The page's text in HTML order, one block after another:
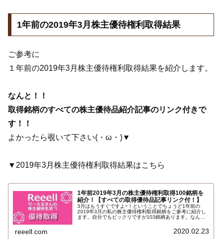
1年前の2019年3月株主優待権利取得結果
ご参考に
１年前の2019年3月株主優待権利取得結果を紹介します。
なんと！！
取得銘柄のすべての株主優待品紹介記事のリンク付きで
す！！
よかったら覗いて下さい(・ω・)▼
▼2019年3月株主優待権利取得結果はこちら
1年前2019年3月の株主優待権利取得100銘柄を
紹介！【すべての取得優待品記事リンク付！】
3月はもうすぐですよ~！ということでちょうど1年前の
2019年3月の私の株主優待権利取得銘柄をご参考に紹介し
ます。自分でもビックリですが103銘柄あります。なんと
reeell.com 2020.02.23